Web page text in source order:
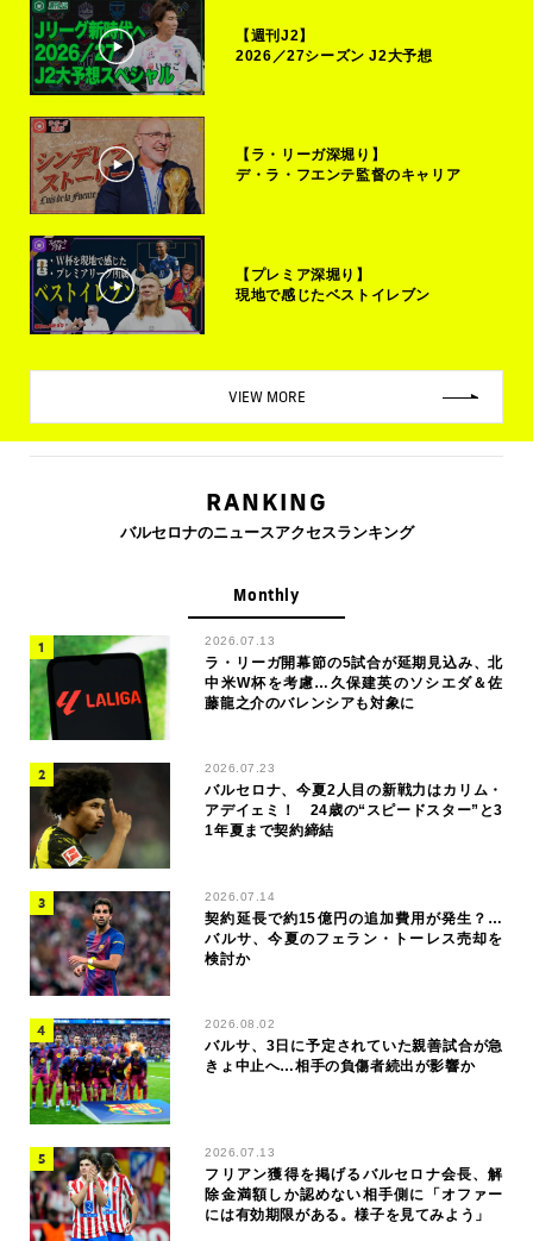
【週刊J2】
2026／27シーズン J2大予想
【ラ・リーガ深堀り】
デ・ラ・フエンテ監督のキャリア
【プレミア深堀り】
現地で感じたベストイレブン
VIEW MORE
RANKING
バルセロナのニュースアクセスランキング
Monthly
2026.07.13
ラ・リーガ開幕節の5試合が延期見込み、北
中米W杯を考慮…久保建英のソシエダ＆佐
藤龍之介のバレンシアも対象に
2026.07.23
バルセロナ、今夏2人目の新戦力はカリム・
アデイェミ！ 24歳の“スピードスター”と3
1年夏まで契約締結
2026.07.14
契約延長で約15億円の追加費用が発生？…
バルサ、今夏のフェラン・トーレス売却を
検討か
2026.08.02
バルサ、3日に予定されていた親善試合が急
きょ中止へ…相手の負傷者続出が影響か
2026.07.13
フリアン獲得を掲げるバルセロナ会長、解
除金満額しか認めない相手側に「オファー
には有効期限がある。様子を見てみよう」